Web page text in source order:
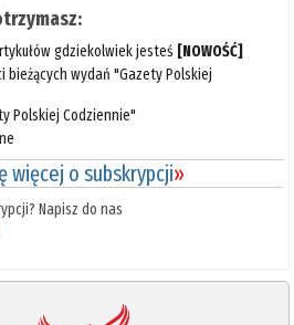
gdziekolwiek jesteś [NOWOŚĆ]
bieżących wydań "Gazety Polskiej
Polskiej Codziennie"
więcej o subskrypcji»
Napisz do nas